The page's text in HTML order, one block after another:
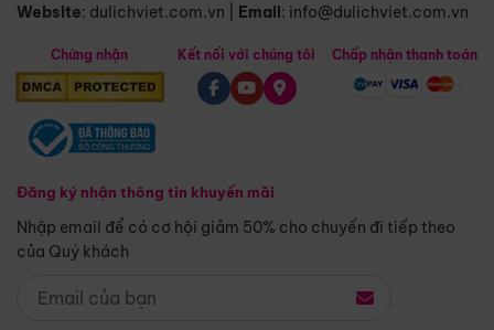
Website: dulichviet.com.vn Email: info@dulichviet.com.vn
Chứng nhận
Đăng ký nhận thông tin khuyến mãi
Nhập email để có cơ hội giảm 50% cho chuyến đi tiếp theo
của Quý khách
Kết nối với chúng tôi Chấp nhận thanh toán